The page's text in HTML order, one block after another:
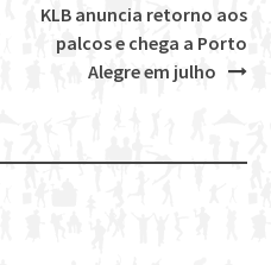
KLB anuncia retorno aos
palcos e chega a Porto
Alegre em julho